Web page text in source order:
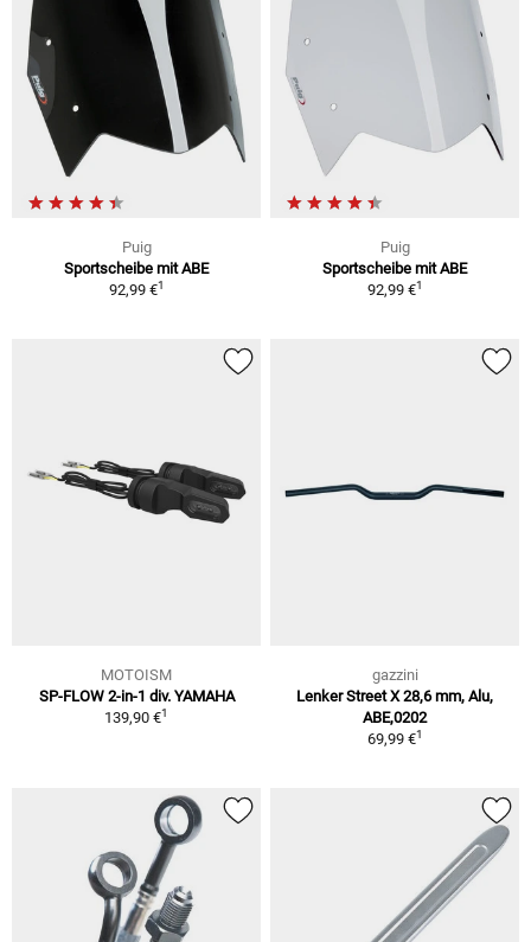
Puig
Sportscheibe mit ABE
92,99 €1
Puig
Sportscheibe mit ABE
92,99 €1
MOTOISM
SP-FLOW 2-in-1 div. YAMAHA
139,90 €1
gazzini
Lenker Street X 28,6 mm, Alu,
ABE,0202
69,99 €1